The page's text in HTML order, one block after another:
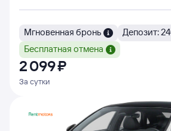
Мгновенная бронь
Депозит:
Бесплатная отмена
2 ⁠099 ⁠₽
За сутки